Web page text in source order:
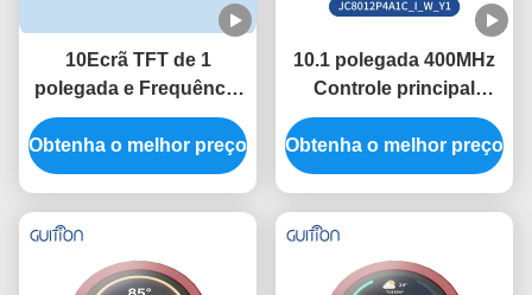
10Ecrã TFT de 1
polegada e Frequência
de Controle Principal de
400 MHz no Módulo de
Display ESP32 com
2400-921600
Obtenha o melhor preço
10.1 polegada 400MHz
Controle principal
ESP32 Módulo de
exibição com 320
polegadas de brilho e
na necessidade
Obtenha o melhor preço